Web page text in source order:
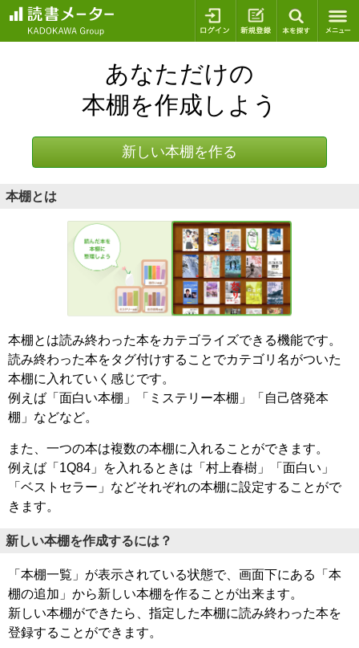
ログイン 新規登録
あなただけの
本棚を作成しよう
新しい本棚を作る
本棚とは
本棚とは読み終わった本をカテゴライズできる機能です。
読み終わった本をタグ付けすることでカテゴリ名がついた
本棚に入れていく感じです。
例えば「面白い本棚」「ミステリー本棚」「自己啓発本
棚」などなど。
また、一つの本は複数の本棚に入れることができます。
例えば「1Q84」を入れるときは「村上春樹」「面白い」
「ベストセラー」などそれぞれの本棚に設定することがで
きます。
新しい本棚を作成するには？
「本棚一覧」が表示されている状態で、画面下にある「本
棚の追加」から新しい本棚を作ることが出来ます。
新しい本棚ができたら、指定した本棚に読み終わった本を
登録することができます。